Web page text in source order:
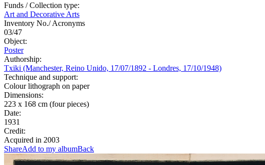
Funds / Collection type:
Art and Decorative Arts
Inventory No./ Acronyms
03/47
Object:
Poster
Authorship:
Txiki (Manchester, Reino Unido, 17/07/1892 - Londres, 17/10/1948)
Technique and support:
Colour lithograph on paper
Dimensions:
223 x 168 cm (four pieces)
Date:
1931
Credit:
Acquired in 2003
ShareAdd to my albumBack